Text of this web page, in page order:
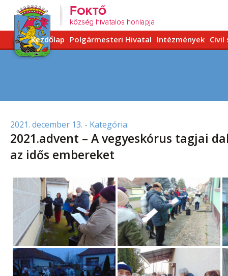
Kezdőlap Polgármesteri Hivatal Intézmények Civil
2021. december 13. - Kategória:
2021.advent – A vegyeskórus tagjai
az idős embereket